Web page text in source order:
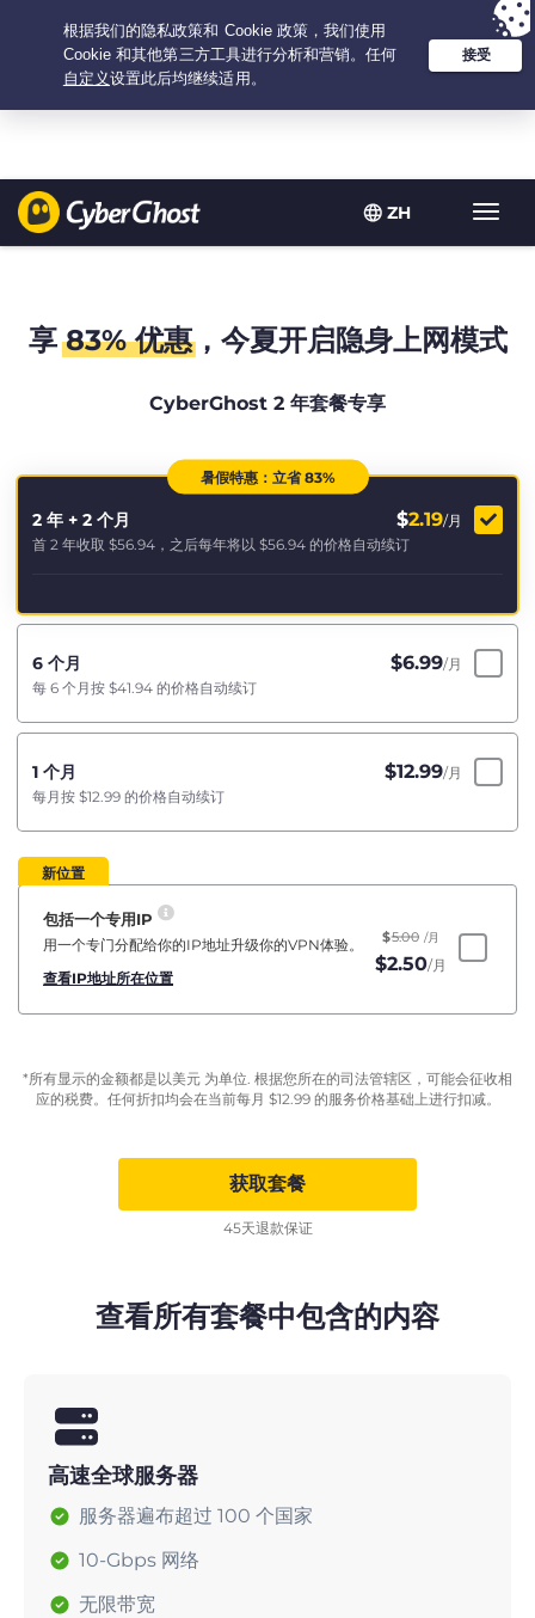
ZH
Your choice:The Best Dealfor 2.1666666666667-years at $2.19
/month
享83% 优惠，今夏开启隐身上网模式
CyberGhost 2 年套餐专享
暑假特惠：立省 83%
2 年 + 2 个月 $2.19/月
首 2 年收取 $56.94 ，之后每年将以 $56.94 的价格自动续订
6 个月 $6.99/月
每 6 个月按 $41.94 的价格自动续订
1 个月 $12.99/月
每月按 $12.99 的价格自动续订
新位置
包括一个专用IP
用一个专门分配给你的IP地址升级你的VPN体验。
查看IP地址所在位置
$5.00 /月
$2.50/月
*所有显示的金额都是以美元 为单位. 根据您所在的司法管辖区，可能会征收相
应的税费。任何折扣均会在当前每月 $12.99的服务价格基础上进行扣减。
获取套餐
45天退款保证
查看所有套餐中包含的内容
高速全球服务器
服务器遍布超过 100 个国家
10-Gbps 网络
无限带宽